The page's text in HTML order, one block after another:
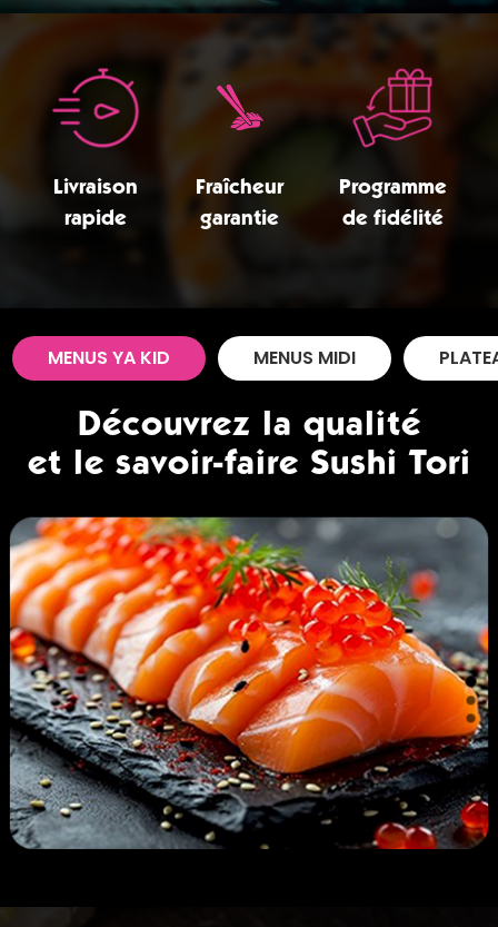
Livraison
rapide
Fraîcheur
garantie
Programme
de fidélité
MENUS YA KID MENUS MIDI
Découvrez la qualité
et le savoir-faire Sushi Tori